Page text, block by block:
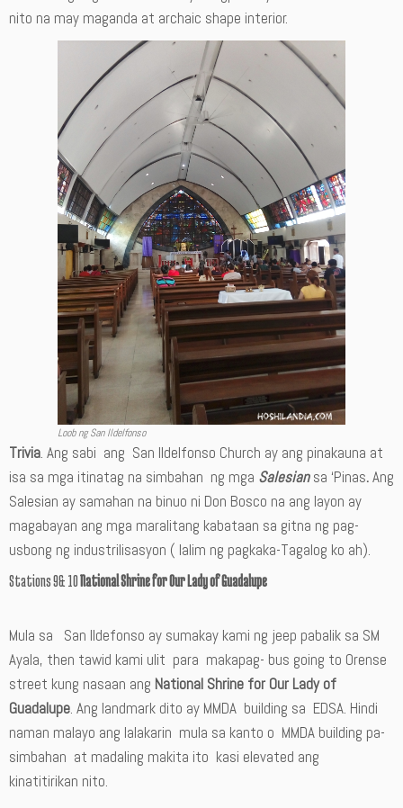
nito na may maganda at archaic shape interior.
Loob ng San Ildelfonso
Trivia. Ang sabi ang San Ildelfonso Church ay ang pinakauna at
isa sa mga itinatag na simbahan ng mga Salesian sa ‘Pinas.Ang
Salesian ay samahan na binuo ni Don Bosco na ang layon ay
magabayan ang mga maralitang kabataan sa gitna ng pag-
usbong ng industrilisasyon ( lalim ng pagkaka-Tagalog ko ah).
Stations 9& 10National Shrine for Our Lady of Guadalupe
Mula sa San Ildefonso ay sumakay kami ng jeep pabalik sa SM
Ayala, then tawid kami ulit para makapag- bus going to Orense
street kung nasaan ang National Shrine for Our Lady of
Guadalupe. Ang landmark dito ay MMDA building sa EDSA. Hindi
naman malayo ang lalakarin mula sa kanto o MMDA building pa-
simbahan at madaling makita ito kasi elevated ang
kinatitirikan nito.